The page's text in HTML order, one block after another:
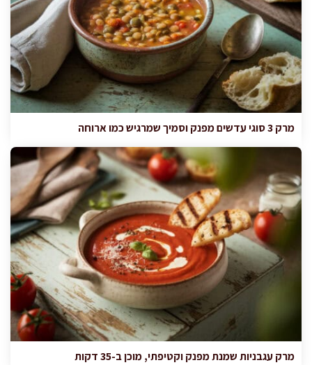
מרק 3 סוגי עדשים מפנק וסמיך שמרגיש כמו ארוחה
מרק עגבניות שמנת מפנק וקטיפתי, מוכן ב-35 דקות